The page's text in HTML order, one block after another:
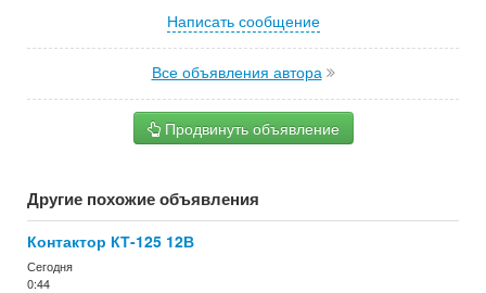
Написать сообщение
Все объявления автора
Продвинуть объявление
Другие похожие объявления
Контактор КТ-125 12В
Сегодня
0:44